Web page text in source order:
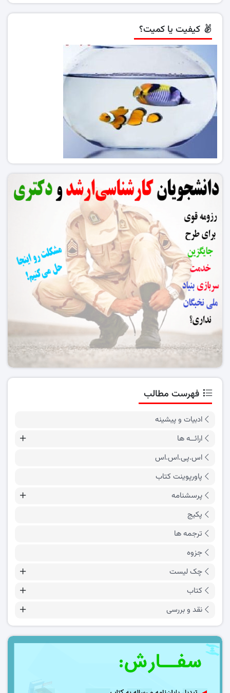
کیفیت یا کمیت؟
فهرست مطالب
ادبیات و پیشینه
ارائــه ها
اس.پی.اس.اس
پاورپوینت کتاب
پرسشنامه
پکیج
ترجمه ها
جزوه
چک لیست
کتاب
نقد و بررسی